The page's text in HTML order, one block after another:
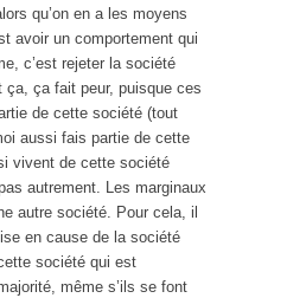
qu’on en a les moyens
avoir un comportement qui
c’est rejeter la société
ça, ça fait peur, puisque ces
de cette société (tout
aussi fais partie de cette
vivent de cette société
autrement. Les marginaux
autre société. Pour cela, il
en cause de la société
société qui est
même s’ils se font